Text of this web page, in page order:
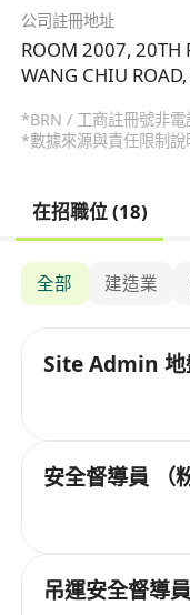
公司註冊地址
ROOM 2007, 20TH
WANG CHIU
*BRN / 工商註冊號非
*數據來源與責任限制說
在招職位 (18)
全部 建造業
Site Admin 地
安全督導員 （
吊運安全督導員